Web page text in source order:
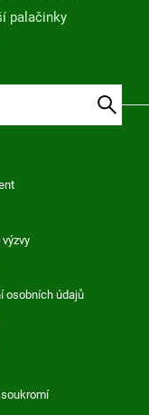
palačinky
osobních údajů